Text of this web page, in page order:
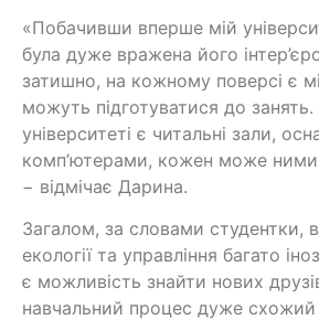
«Побачивши вперше мій
була дуже вражена його
затишно, на кожному поверсі є
можуть підготуватися до
університеті є читальні зали,
комп’ютерами, кожен може ними
− відмічає Дарина.
Загалом, за словами студентки, в
екології та управління багато
є можливість знайти нових
навчальний процес дуже схожий